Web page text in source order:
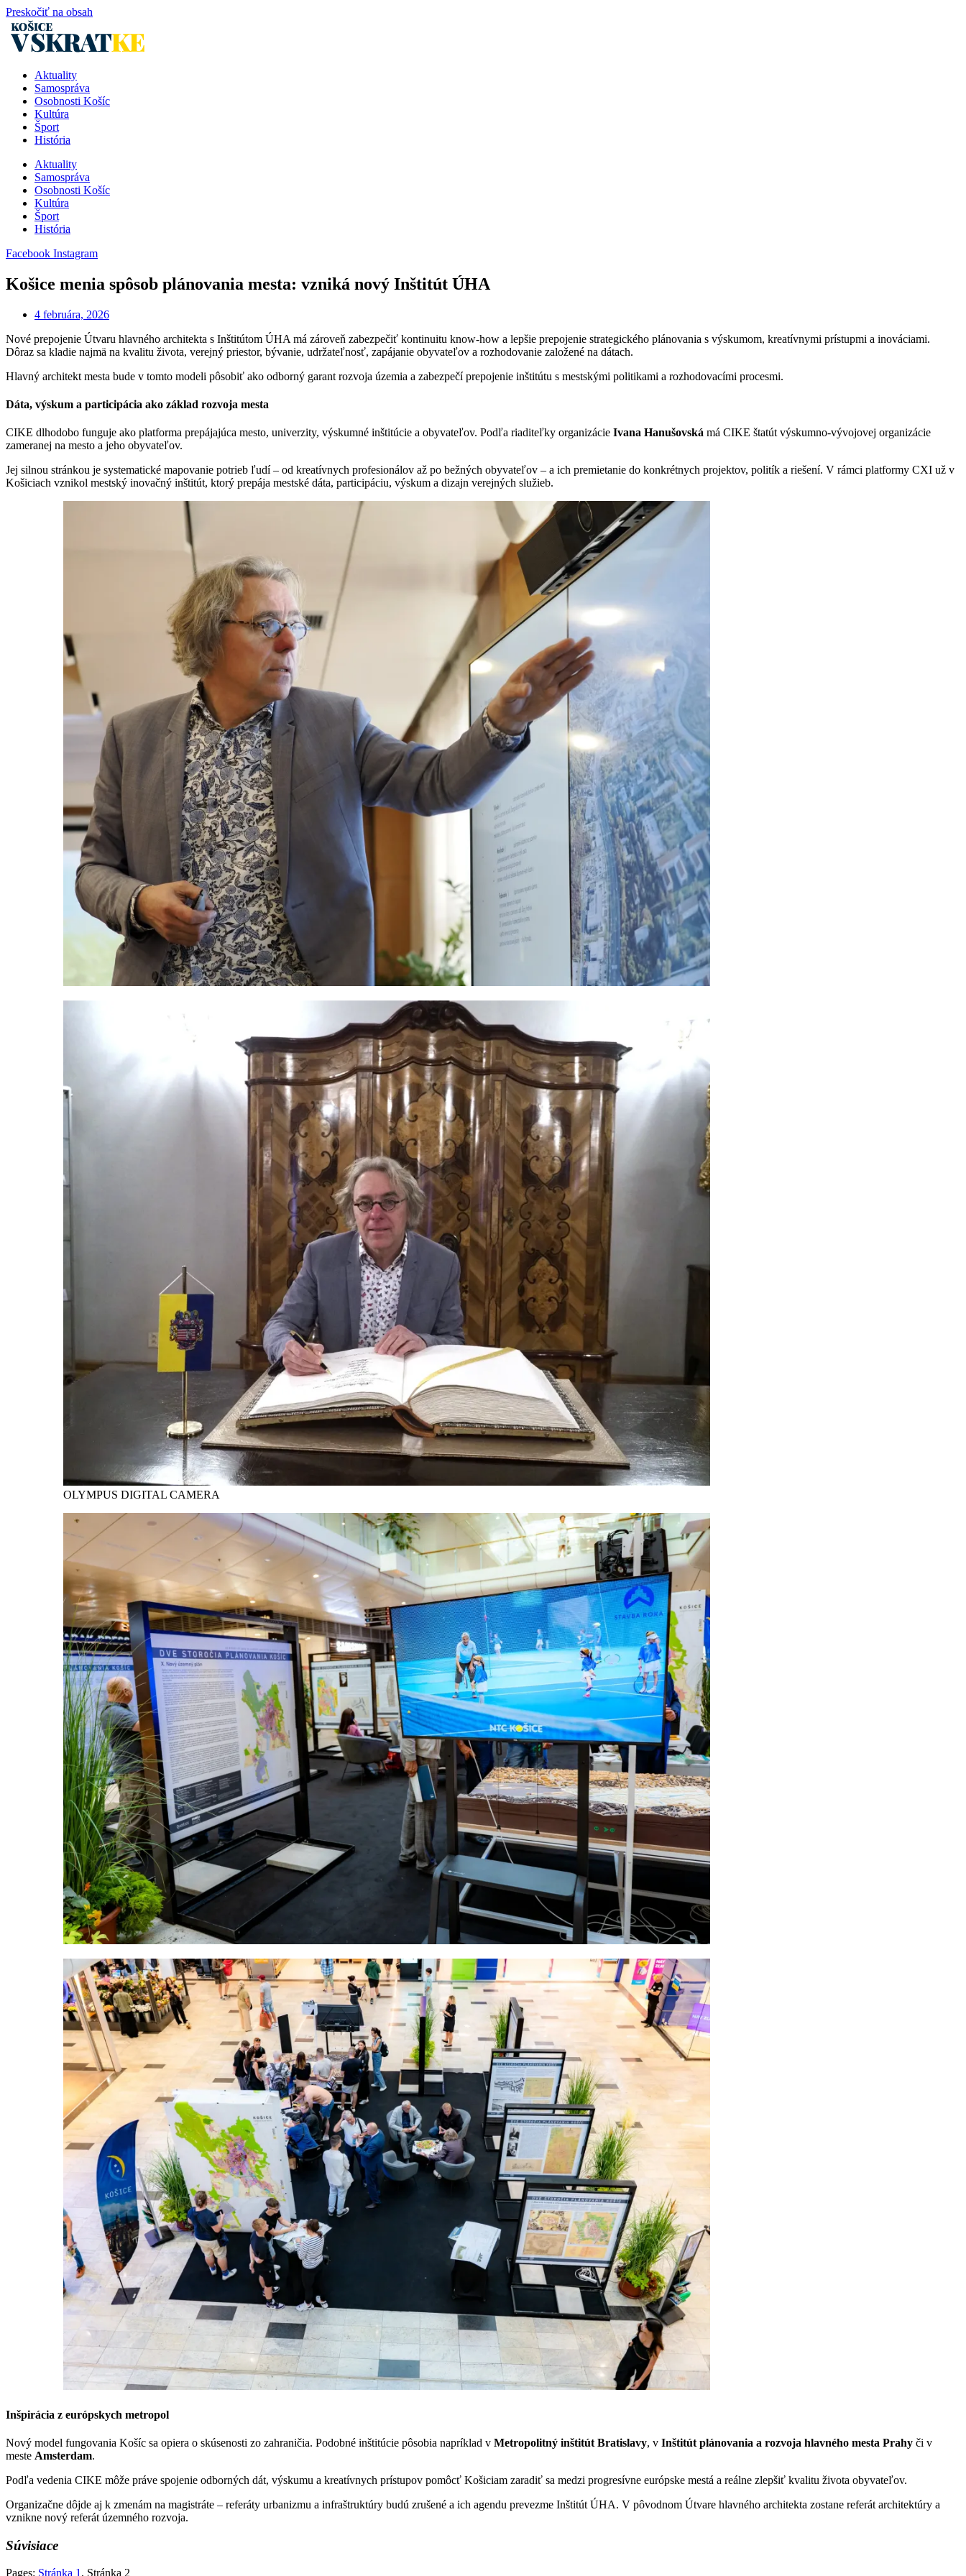
Preskočiť na obsah
Aktuality
Samospráva
Osobnosti Košíc
Kultúra
Šport
História
Aktuality
Samospráva
Osobnosti Košíc
Kultúra
Šport
História
Facebook Instagram
Košice menia spôsob plánovania mesta: vzniká nový Inštitút ÚHA
4 februára, 2026
Nové prepojenie Útvaru hlavného architekta s Inštitútom ÚHA má zároveň zabezpečiť kontinuitu know-how a lepšie prepojenie strategického plánovania s výskumom, kreatívnymi prístupmi a inováciami.
Dôraz sa kladie najmä na kvalitu života, verejný priestor, bývanie, udržateľnosť, zapájanie obyvateľov a rozhodovanie založené na dátach.
Hlavný architekt mesta bude v tomto modeli pôsobiť ako odborný garant rozvoja územia a zabezpečí prepojenie inštitútu s mestskými politikami a rozhodovacími procesmi.
Dáta, výskum a participácia ako základ rozvoja mesta
CIKE dlhodobo funguje ako platforma prepájajúca mesto, univerzity, výskumné inštitúcie a obyvateľov. Podľa riaditeľky organizácie Ivana Hanušovská má CIKE štatút výskumno-vývojovej organizácie
zameranej na mesto a jeho obyvateľov.
Jej silnou stránkou je systematické mapovanie potrieb ľudí – od kreatívnych profesionálov až po bežných obyvateľov – a ich premietanie do konkrétnych projektov, politík a riešení. V rámci platformy CXI už v
Košiciach vznikol mestský inovačný inštitút, ktorý prepája mestské dáta, participáciu, výskum a dizajn verejných služieb.
OLYMPUS DIGITAL CAMERA
Inšpirácia z európskych metropol
Nový model fungovania Košíc sa opiera o skúsenosti zo zahraničia. Podobné inštitúcie pôsobia napríklad v Metropolitný inštitút Bratislavy, v Inštitút plánovania a rozvoja hlavného mesta Prahy či v
meste Amsterdam.
Podľa vedenia CIKE môže práve spojenie odborných dát, výskumu a kreatívnych prístupov pomôcť Košiciam zaradiť sa medzi progresívne európske mestá a reálne zlepšiť kvalitu života obyvateľov.
Organizačne dôjde aj k zmenám na magistráte – referáty urbanizmu a infraštruktúry budú zrušené a ich agendu prevezme Inštitút ÚHA. V pôvodnom Útvare hlavného architekta zostane referát architektúry a
vznikne nový referát územného rozvoja.
Súvisiace
Pages: Stránka 1 , Stránka 2